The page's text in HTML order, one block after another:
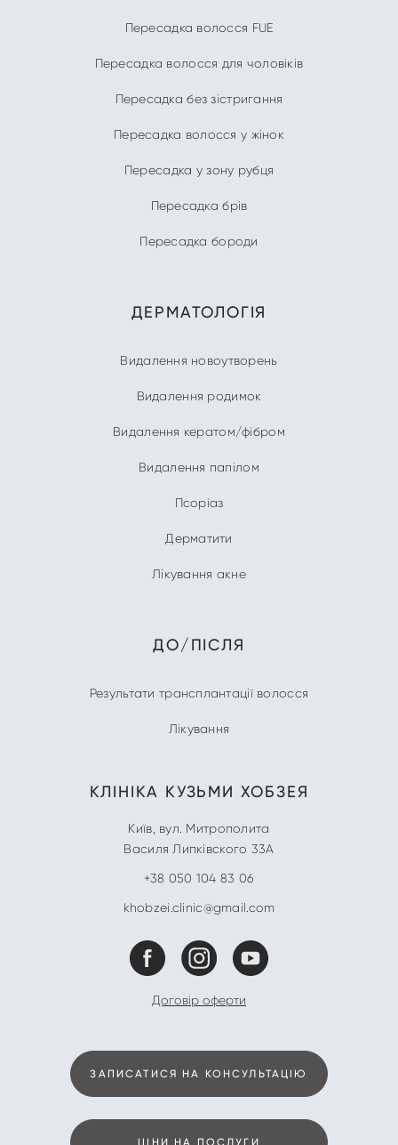
Пересадка волосся FUE
Пересадка волосся для чоловіків
Пересадка без зістригання
Пересадка волосся у жінок
Пересадка у зону рубця
Пересадка брів
Пересадка бороди
ДЕРМАТОЛОГІЯ
Видалення новоутворень
Видалення родимок
Видалення кератом/фібром
Видалення папілом
Псоріаз
Дерматити
Лікування акне
ДО/ПІСЛЯ
Результати трансплантації волосся
Лікування
КЛІНІКА КУЗЬМИ ХОБЗЕЯ
Київ вул. Митрополита
Василя Липківского 33А
+38 050 104 83 06
khobzei.clinic@gmail.com
Договір оферти
ЗАПИСАТИСЯ НА КОНСУЛЬТАЦІЮ
ЦІНИ НА ПОСЛУГИ